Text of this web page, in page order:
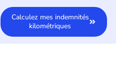
Calculez mes indemnités
kilométriques